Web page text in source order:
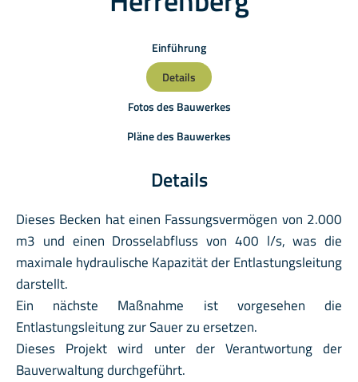
Einführung
Details
Fotos des Bauwerkes
Pläne des Bauwerkes
Details
Dieses Becken hat einen Fassungsvermögen von 2.000
m3 und einen Drosselabfluss von 400 l/s, was die
maximale hydraulische Kapazität der Entlastungsleitung
darstellt.
Ein nächste Maßnahme ist vorgesehen die
Entlastungsleitung zur Sauer zu ersetzen.
Dieses Projekt wird unter der Verantwortung der
Bauverwaltung durchgeführt.